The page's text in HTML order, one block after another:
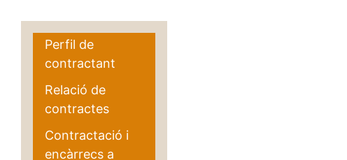
Perfil de
contractant
Relació de
contractes
Contractació i
encàrrecs a